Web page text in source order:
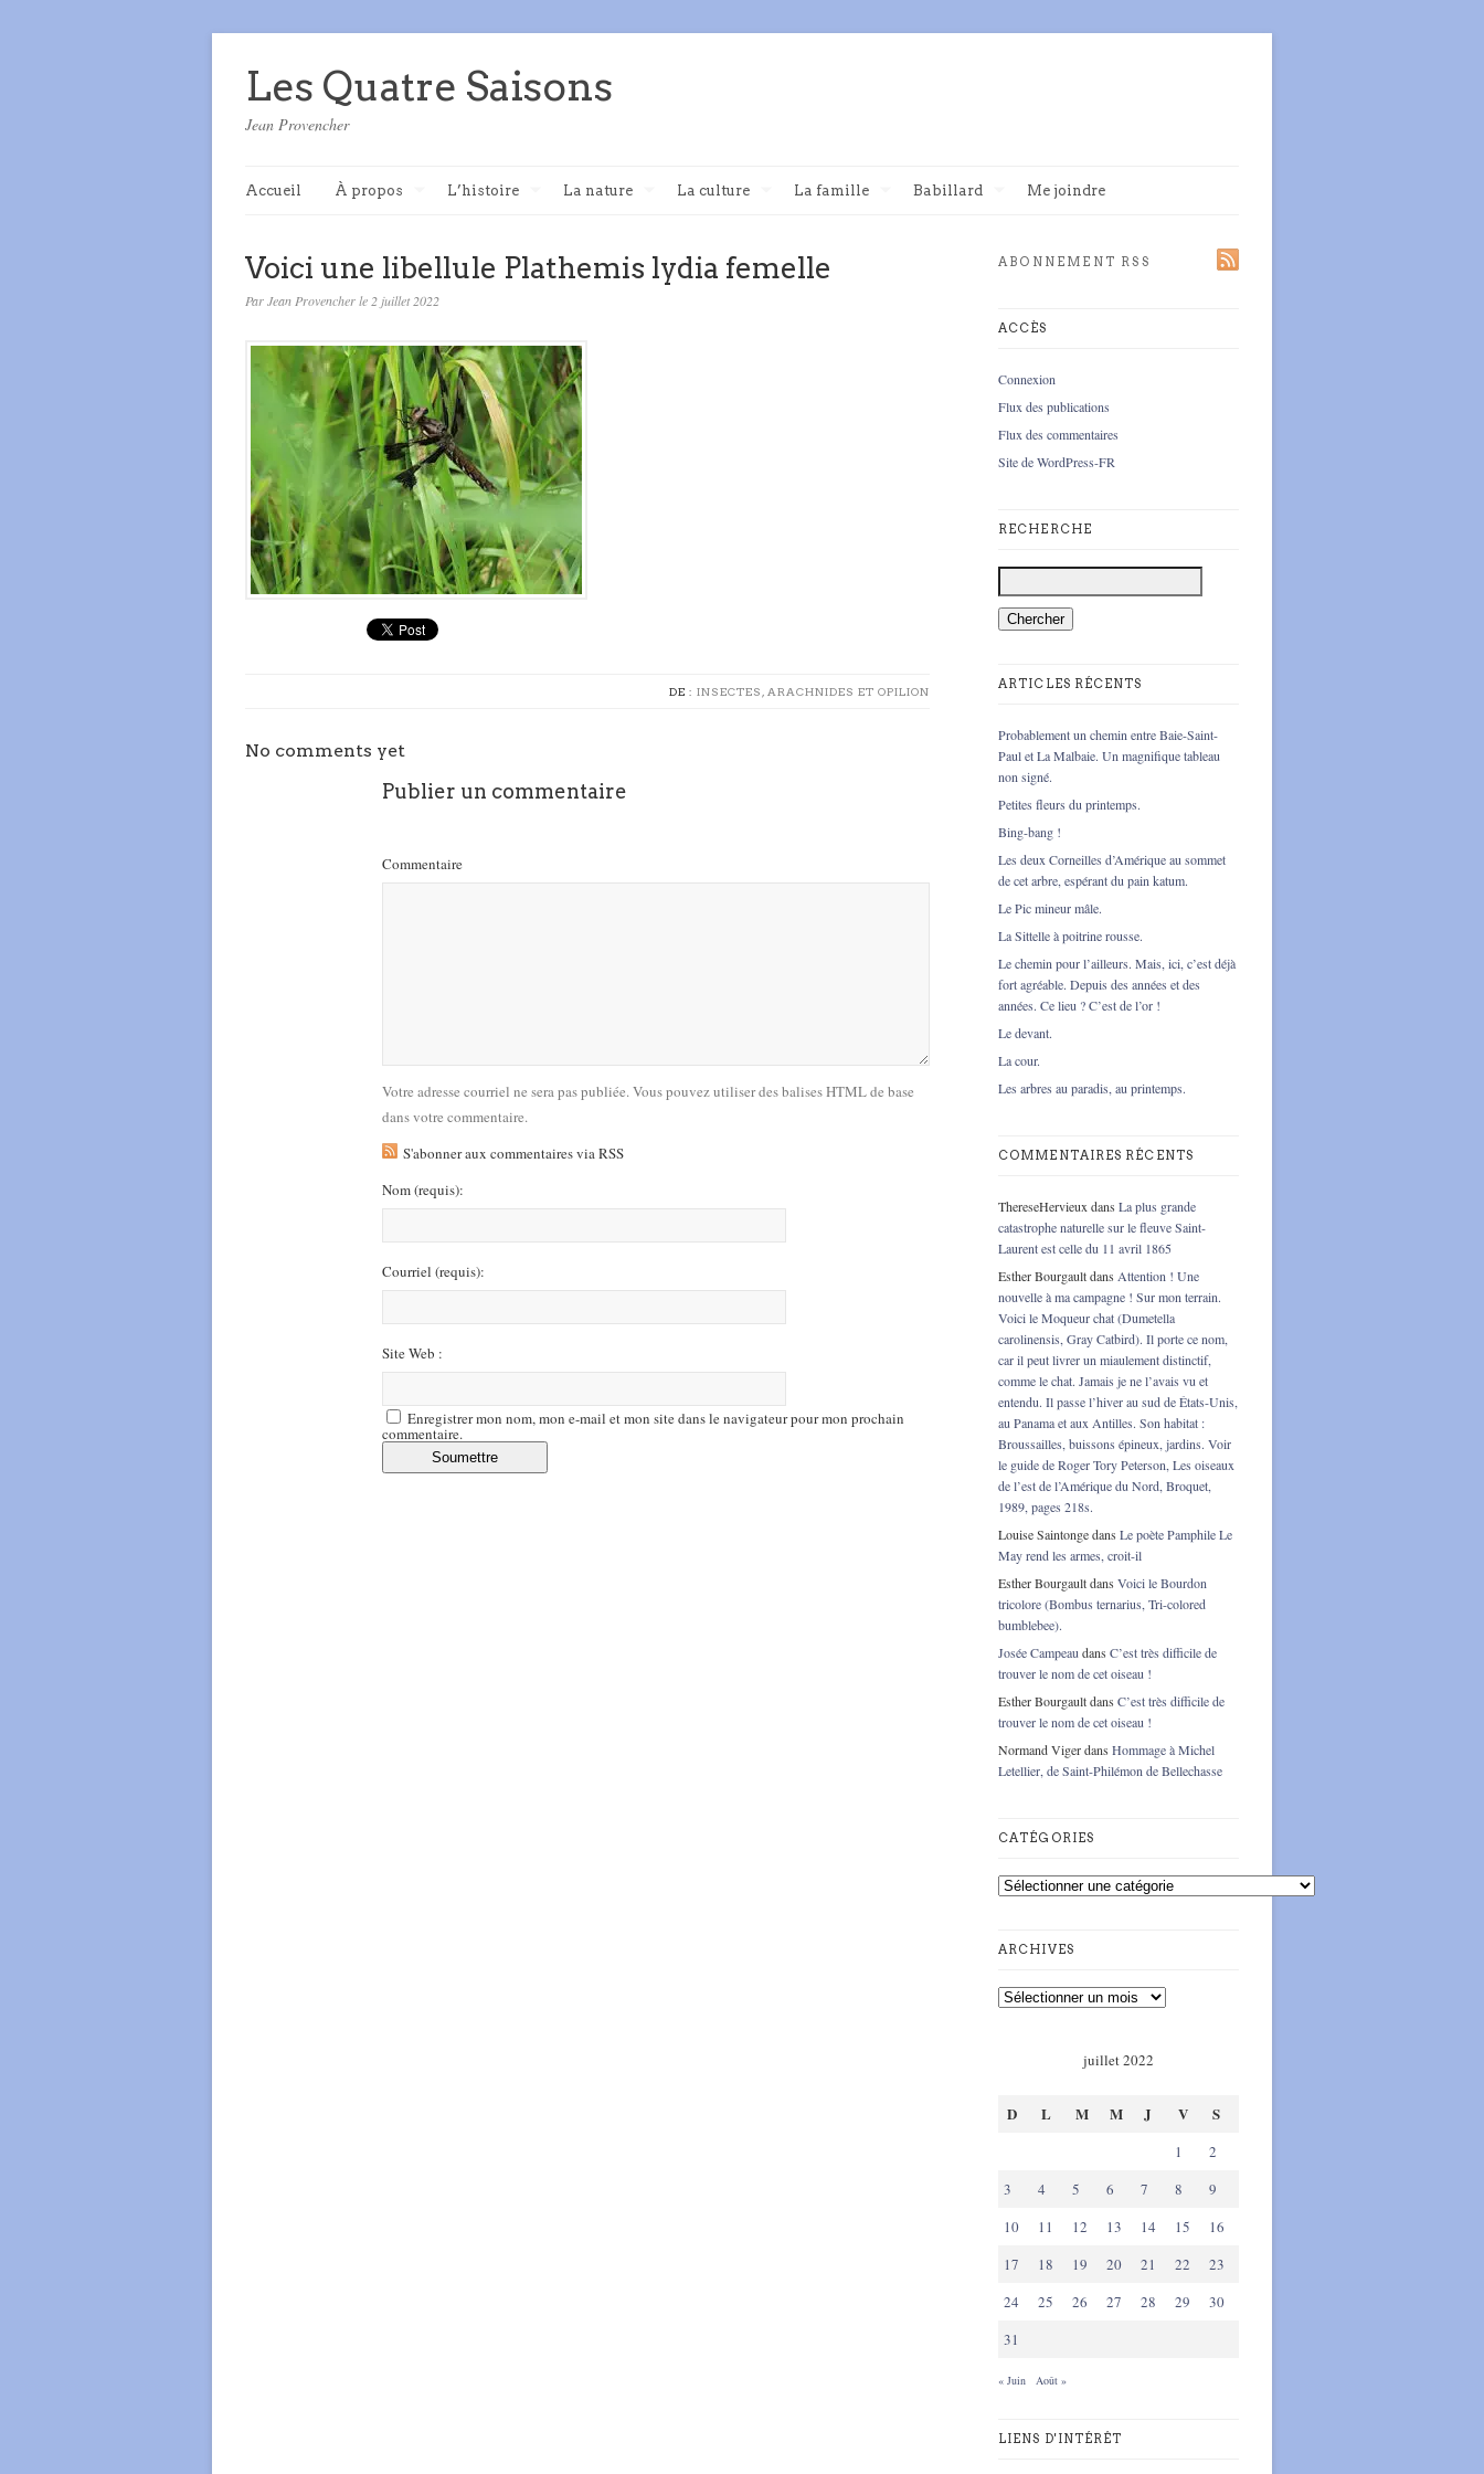
Les Quatre Saisons
Jean Provencher
Accueil À propos L’histoire La nature La culture La famille Babillard Me joindre
Voici une libellule Plathemis lydia femelle
Par Jean Provencher le 2 juillet 2022
DE : INSECTES, ARACHNIDES ET OPILION
No comments yet
Publier un commentaire
Commentaire
Votre adresse courriel ne sera pas publiée. Vous pouvez utiliser des balises HTML de base
dans votre commentaire.
S'abonner aux commentaires via RSS
Nom(requis):
Courriel (requis):
Site Web :
Enregistrer mon nom, mon e-mail et mon site dans le navigateur pour mon prochain
commentaire.
ABONNEMENT RSS
ACCÈS
Connexion
Flux des publications
Flux des commentaires
Site de WordPress-FR
RECHERCHE
ARTICLES RÉCENTS
Probablement un chemin entre Baie-Saint-
Paul et La Malbaie. Un magnifique tableau
non signé.
Petites fleurs du printemps.
Bing-bang !
Les deux Corneilles d’Amérique au sommet
de cet arbre, espérant du pain katum.
Le Pic mineur mâle.
La Sittelle à poitrine rousse.
Le chemin pour l’ailleurs. Mais, ici, c’est déjà
fort agréable. Depuis des années et des
années. Ce lieu ? C’est de l’or !
Le devant.
La cour.
Les arbres au paradis, au printemps.
COMMENTAIRES RÉCENTS
ThereseHervieux dans La plus grande
catastrophe naturelle sur le fleuve Saint-
Laurent est celle du 11 avril 1865
Esther Bourgaultdans Attention ! Une
nouvelle à ma campagne ! Sur mon terrain.
Voici le Moqueur chat (Dumetella
carolinensis, Gray Catbird). Il porte ce nom,
car il peut livrer un miaulement distinctif,
comme le chat. Jamais je ne l’avais vu et
entendu. Il passe l’hiver au sud de États-Unis,
au Panama et aux Antilles. Son habitat :
Broussailles, buissons épineux, jardins. Voir
le guide de Roger Tory Peterson, Les oiseaux
de l’est de l’Amérique du Nord, Broquet,
1989, pages 218s.
Louise Saintongedans Le poète Pamphile Le
May rend les armes, croit-il
Esther Bourgaultdans Voici le Bourdon
tricolore (Bombus ternarius, Tri-colored
bumblebee).
Josée Campeau dans C’est très difficile de
trouver le nom de cet oiseau !
Esther Bourgaultdans C’est très difficile de
trouver le nom de cet oiseau !
Normand Vigerdans Hommage à Michel
Letellier, de Saint-Philémon de Bellechasse
CATÉGORIES
ARCHIVES
juillet 2022
D L M M J V S
1
2
3
4 5 6 7 8
9
10
11 12 13 14 15
16
17
18 19 20 21 22
23
24
25 26 27 28 29
30
31
« Juin Août »
LIENS D'INTÉRÊT